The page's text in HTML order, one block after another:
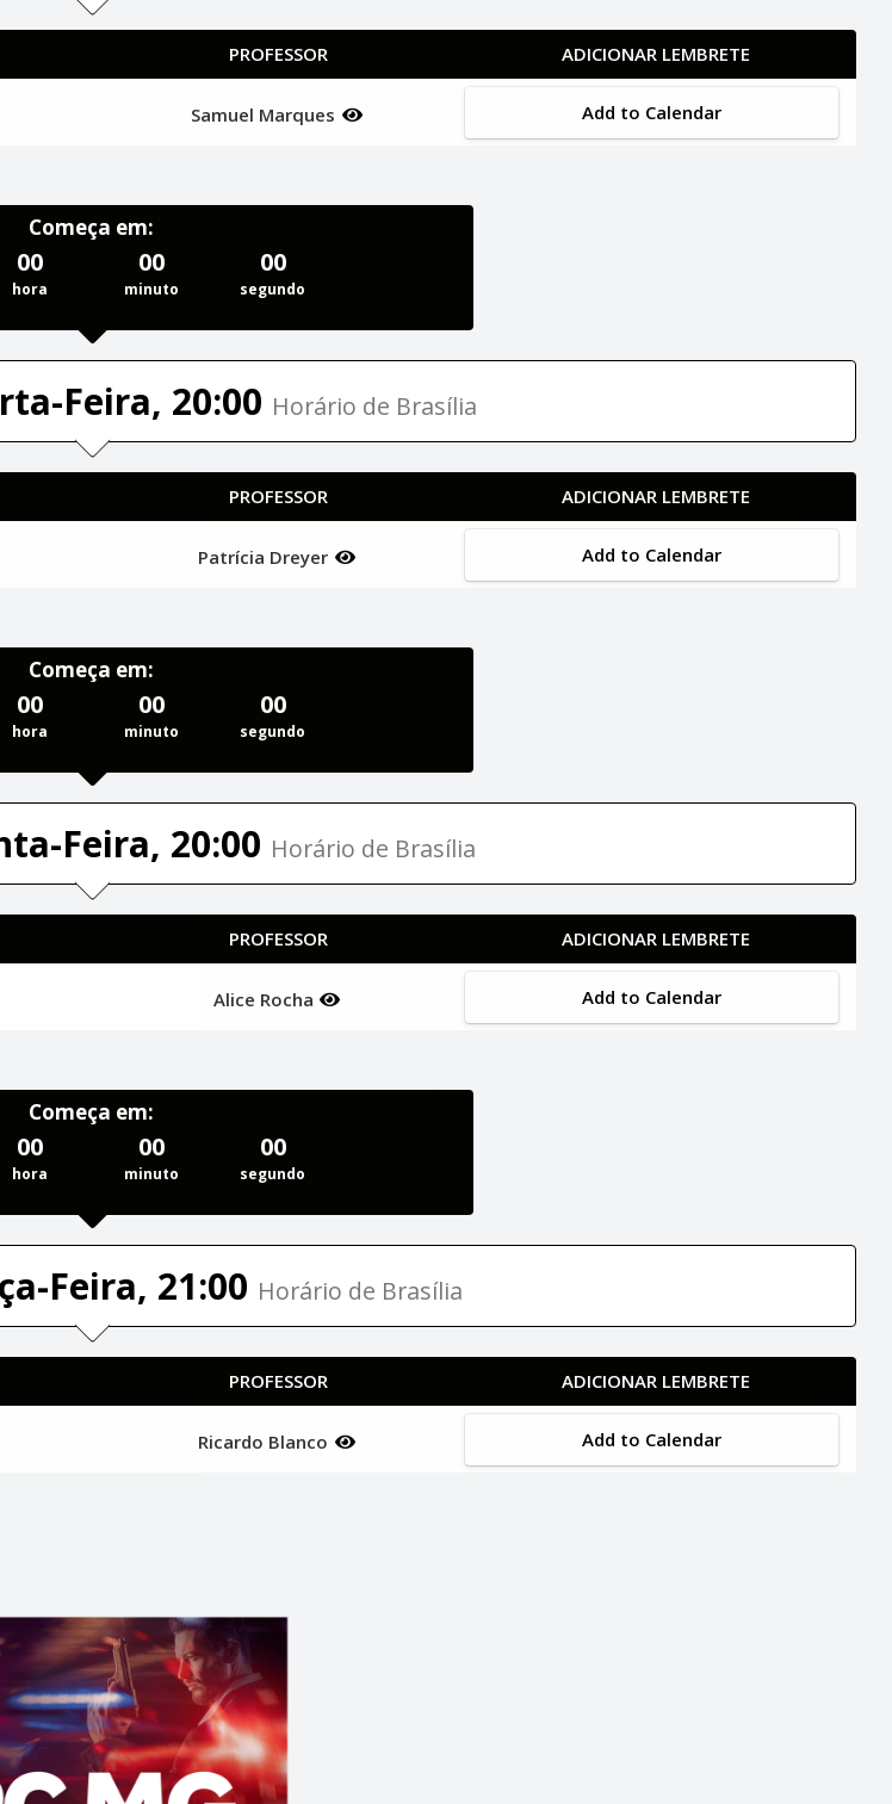
PROFESSOR ADICIONAR LEMBRETE
Samuel Marques Add to Calendar
Começa em:
00
hora
00
minuto
00
segundo
Feira, 20:00 Horário de Brasília
PROFESSOR ADICIONAR LEMBRETE
Patrícia Dreyer Add to Calendar
Começa em:
00
hora
00
minuto
00
segundo
Feira, 20:00 Horário de Brasília
PROFESSOR ADICIONAR LEMBRETE
Alice Rocha Add to Calendar
Começa em:
00
hora
00
minuto
00
segundo
Feira, 21:00 Horário de Brasília
PROFESSOR ADICIONAR LEMBRETE
Ricardo Blanco Add to Calendar